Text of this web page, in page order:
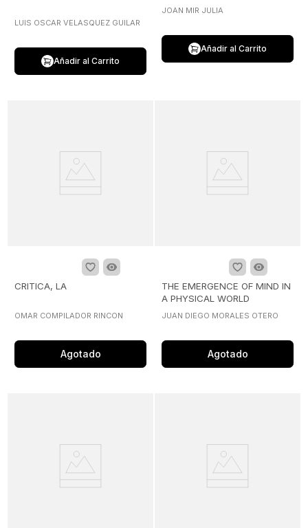
LUIS OSCAR VELASQUEZ GUILAR
Añadir al Carrito
JOAN MIR JULIA
Añadir al Carrito
CRITICA, LA
OMAR COMPILADOR RINCON
Agotado
THE EMERGENCE OF MIND IN
A PHYSICAL WORLD
JUAN DIEGO MORALES OTERO
Agotado